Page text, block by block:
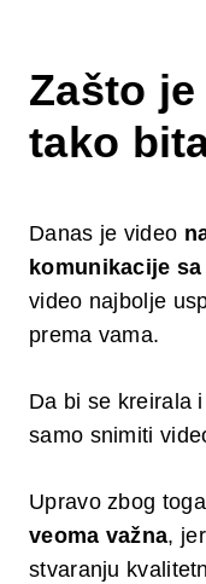
Zašto
tako
Danas je video
komunikacije
video najbolje
prema vama.
Da bi se kreirala
samo snimiti
Upravo zbog
veoma važna,
stvaranju